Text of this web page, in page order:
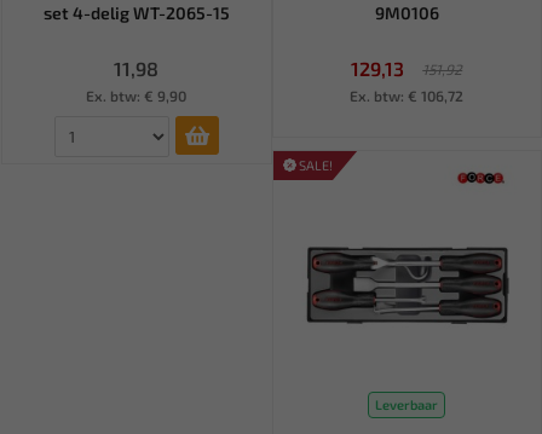
set 4-delig WT-2065-15
11,98
Ex. btw: € 9,90
9M0106
129,13
151,92
Ex. btw: € 106,72
SALE!
Leverbaar